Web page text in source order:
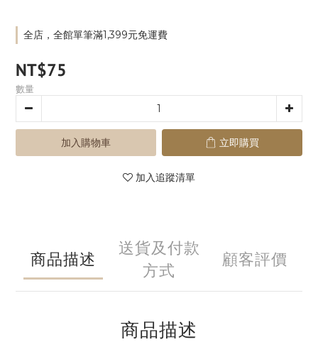
全店，全館單筆滿1,399元免運費
NT$75
數量
加入購物車 立即購買
加入追蹤清單
商品描述
送貨及付款
方式
顧客評價
商品描述